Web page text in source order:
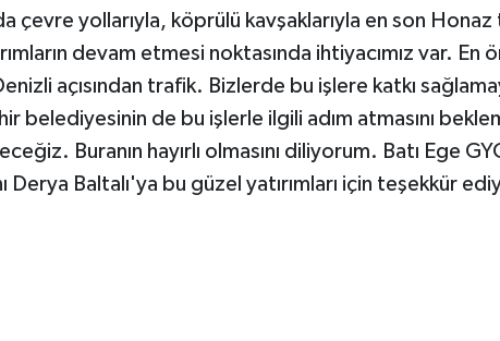
çevre yollarıyla, köprülü kavşaklarıyla en son
devam etmesi noktasında ihtiyacımız var. En
açısından trafik. Bizlerde bu işlere katkı
belediyesinin de bu işlerle ilgili adım atmasını
Buranın hayırlı olmasını diliyorum. Batı Ege
Derya Baltalı'ya bu güzel yatırımları için teşekkür